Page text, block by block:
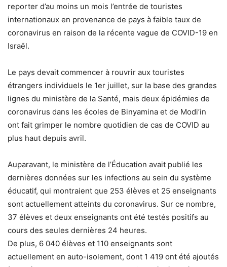
reporter d’au moins un mois l’entrée de touristes
internationaux en provenance de pays à faible taux de
coronavirus en raison de la récente vague de COVID-19 en
Israël.
Le pays devait commencer à rouvrir aux touristes
étrangers individuels le 1er juillet, sur la base des grandes
lignes du ministère de la Santé, mais deux épidémies de
coronavirus dans les écoles de Binyamina et de Modi’in
ont fait grimper le nombre quotidien de cas de COVID au
plus haut depuis avril.
Auparavant, le ministère de l’Éducation avait publié les
dernières données sur les infections au sein du système
éducatif, qui montraient que 253 élèves et 25 enseignants
sont actuellement atteints du coronavirus. Sur ce nombre,
37 élèves et deux enseignants ont été testés positifs au
cours des seules dernières 24 heures.
De plus, 6 040 élèves et 110 enseignants sont
actuellement en auto-isolement, dont 1 419 ont été ajoutés